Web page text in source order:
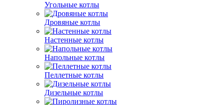
Угольные котлы
Дровяные котлы
Настенные котлы
Напольные котлы
Пеллетные котлы
Дизельные котлы